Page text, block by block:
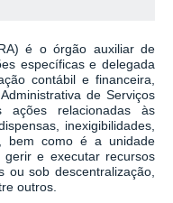
é o órgão auxiliar de
específicas e delegada
contábil e financeira,
de Serviços
ações relacionadas às
inexigibilidades,
bem como é a unidade
e executar recursos
ousob descentralização,
outros.